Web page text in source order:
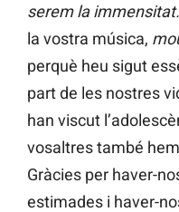
serem la
la vostra música,
perquè heu sigut
part de les nostres
han viscut
vosaltres també
Gràcies per haver-
estimades i haver-